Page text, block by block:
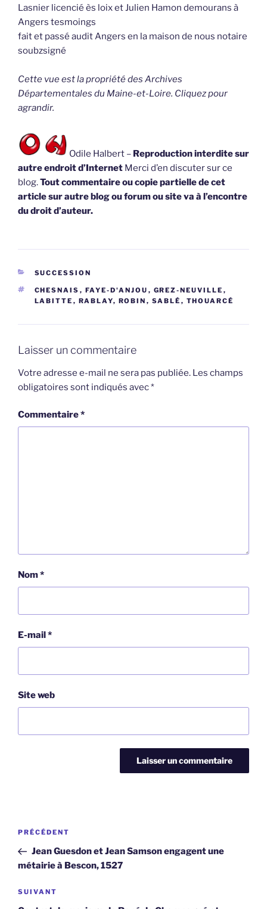
Lasnier licencié ès loix et Julien Hamon demourans à
Angers tesmoings
fait et passé audit Angers en la maison de nous notaire
soubzsigné
Cette vue est la propriété des Archives
Départementales du Maine-et-Loire. Cliquez pour
agrandir.
Odile Halbert – Reproduction interdite sur
autre endroit d’Internet Merci d’en discuter sur ce
blog.Tout commentaire ou copie partielle de cet
article sur autre blog ou forum ou site va à l’encontre
du droit d’auteur.
CATÉGORIES
SUCCESSION
ÉTIQUETTES
CHESNAIS , FAYE-D'ANJOU , GREZ-NEUVILLE ,
LABITTE , RABLAY, ROBIN , SABLÉ , THOUARCÉ
Laisser un commentaire
Votre adresse e-mail ne sera pas publiée. Les champs
obligatoires sont indiqués avec*
Commentaire*
Nom*
E-mail*
Site web
Navigation
l’article
Article
précédent
PRÉCÉDENT
Jean Guesdon et Jean Samson engagent une
métairie à Bescon, 1527
Article
SUIVANT